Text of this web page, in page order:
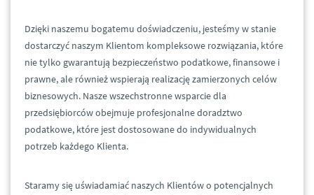
Dzięki naszemu bogatemu doświadczeniu, jesteśmy w stanie
dostarczyć naszym Klientom kompleksowe rozwiązania, które
nie tylko gwarantują bezpieczeństwo podatkowe, finansowe i
prawne, ale również wspierają realizację zamierzonych celów
biznesowych. Nasze wszechstronne wsparcie dla
przedsiębiorców obejmuje profesjonalne doradztwo
podatkowe, które jest dostosowane do indywidualnych
potrzeb każdego Klienta.
Staramy się uświadamiać naszych Klientów o potencjalnych